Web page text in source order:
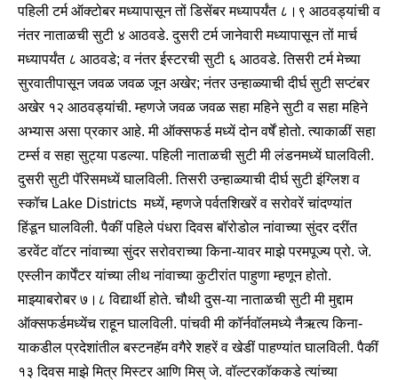
पहिली टर्म ऑक्टोबर मध्यापासून तों डिसेंबर मध्यापर्यंत ८।९ आठवड्यांची व
नंतर नाताळची सुटी ४ आठवडे. दुसरी टर्म जानेवारी मध्यापासून तों मार्च
मध्यापर्यंत ८ आठवडे; व नंतर ईस्टरची सुटी ६ आठवडे. तिसरी टर्म मेच्या
सुरवातीपासून जवळ जवळ जून अखेर; नंतर उन्हाळ्याची दीर्घ सुटी सप्टंबर
अखेर १२ आठवड्यांची. म्हणजे जवळ जवळ सहा महिने सुटी व सहा महिने
अभ्यास असा प्रकार आहे. मी ऑक्सफर्ड मध्यें दोन वर्षें होतो. त्याकाळीं सहा
टर्म्स व सहा सुट्या पडल्या. पहिली नाताळची सुटी मी लंडनमध्यें घालविली.
दुसरी सुटी पॅरिसमध्यें घालविली. तिसरी उन्हाळ्याची दीर्घ सुटी इंग्लिश व
स्कॉच Lake Districts मध्यें, म्हणजे पर्वतशिखरें व सरोवरें चांदण्यांत
हिंडून घालविली. पैकीं पहिले पंधरा दिवस बॉरोडोल नांवाच्या सुंदर दरींत
डरवेंट वॉटर नांवाच्या सुंदर सरोवराच्या किना-यावर माझे परमपूज्य प्रो. जे.
एस्लीन कार्पेंटर यांच्या लीथ नांवाच्या कुटीरांत पाहुणा म्हणून होतो.
माझ्याबरोबर ७।८ विद्यार्थी होते. चौथी दुस-या नाताळची सुटी मी मुद्दाम
ऑक्सफर्डमध्येंच राहून घालविली. पांचवी मी कॉर्नवॉलमध्ये नैऋत्य किना-
याकडील प्रदेशांतील बस्टनहॅम वगैरे शहरें व खेडीं पाहण्यांत घालविली. पैकीं
१३ दिवस माझे मित्र मिस्टर आणि मिस् जे. वॉल्टरकॉककडे त्यांच्या